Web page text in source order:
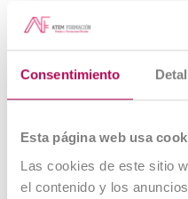
Consentimiento
Esta página web usa
Las cookies de este sitio
el contenido y los
Marca metas y
por lo que
te ayudará a
Comprométete